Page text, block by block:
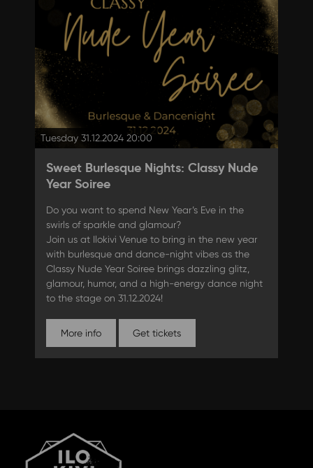
Tuesday 31.12.2024 20:00
Sweet Burlesque Nights: Classy Nude
Year Soiree
Do you want to spend New Year’s Eve in the
swirls of sparkle and glamour?
Join us at Ilokivi Venue to bring in the new year
with burlesque and dance-night vibes as the
Classy Nude Year Soiree brings dazzling glitz,
glamour, humor, and a high-energy dance night
to the stage on 31.12.2024!
More info Get tickets